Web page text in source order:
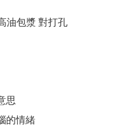
油包漿 對打孔
思
的情緒